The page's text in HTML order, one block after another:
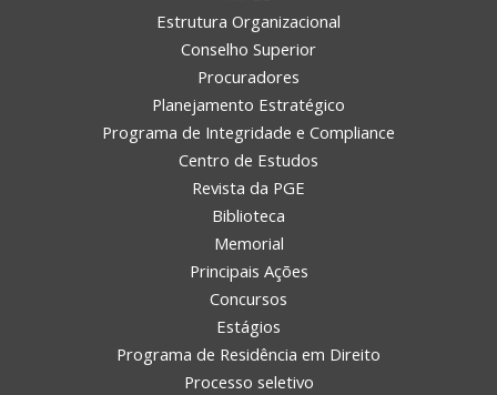
Estrutura Organizacional
Conselho Superior
Procuradores
Planejamento Estratégico
Programa de Integridade e Compliance
Centro de Estudos
Revista da PGE
Biblioteca
Memorial
Principais Ações
Concursos
Estágios
Programa de Residência em Direito
Processo seletivo